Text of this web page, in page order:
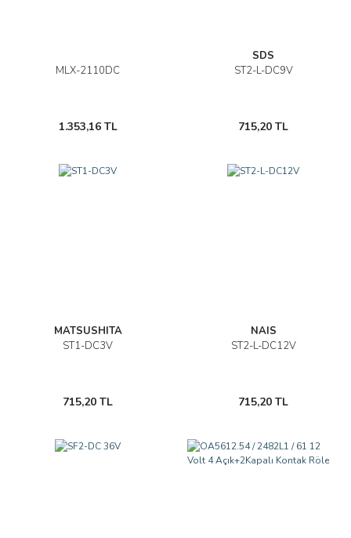
MLX-2110DC
1.353,16 TL
SDS
ST2-L-DC9V
715,20 TL
MATSUSHITA
ST1-DC3V
715,20 TL
NAIS
ST2-L-DC12V
715,20 TL